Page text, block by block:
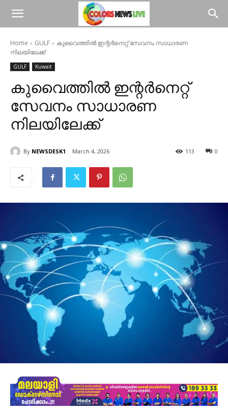
Home GULF
കുവൈത്തിൽ ഇന്റർനെറ്റ് സേവനം സാധാരണ
നിലയിലേക്ക്
GULF Kuwait
കുവൈത്തിൽ ഇന്റർനെറ്റ്
സേവനം സാധാരണ
നിലയിലേക്ക്
By NEWSDESK1 March 4, 2026 0
113